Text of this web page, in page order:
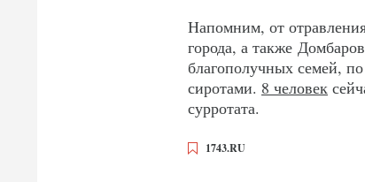
Напомним, от
города, а также
благополучных семей,
сиротами. 8 человек
сурротата.
1743.RU